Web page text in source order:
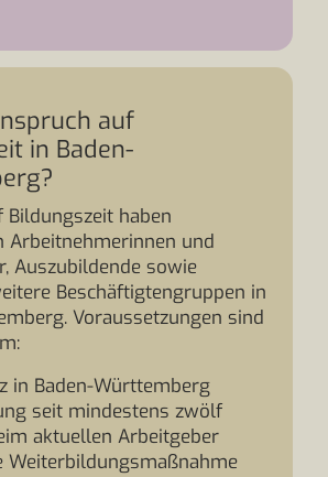
auf
in Baden-
Bildungszeit haben
Arbeitnehmerinnen und
Auszubildende sowie
Beschäftigtengruppen in
Voraussetzungen sind
in Baden-Württemberg
seit mindestens zwölf
aktuellen Arbeitgeber
Weiterbildungsmaßnahme